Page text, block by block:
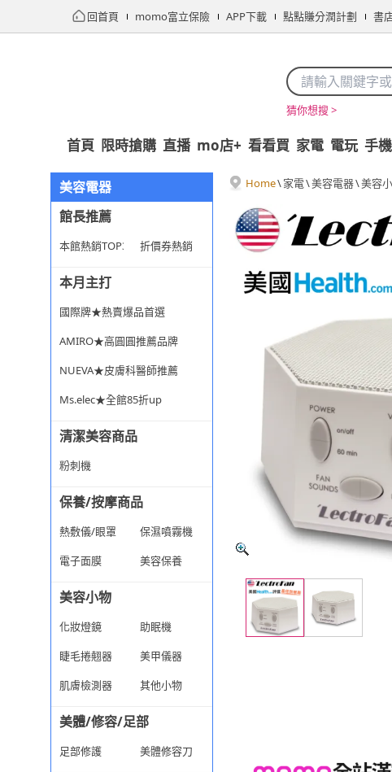
回首頁 momo富立保險 APP下載 點點賺分潤計劃 書
猜你想搜 >
首頁 限時搶購 直播 mo店+ 看看買 家電 電玩 手
美容電器
館長推薦
本館熱銷TOP30 折價券熱銷
本月主打
國際牌★熱賣爆品首選
AMIRO★高圓圓推薦品牌
NUEVA★皮膚科醫師推薦
Ms.elec★全館85折up
清潔美容商品
粉刺機
保養/按摩商品
熱敷儀/眼罩
保濕噴霧機
電子面膜
美容保養
美容小物
化妝燈鏡
助眠機
睫毛捲翹器
美甲儀器
肌膚檢測器
其他小物
美體/修容/足部
足部修護 美體修容刀
Home\家電\美容電器\美容